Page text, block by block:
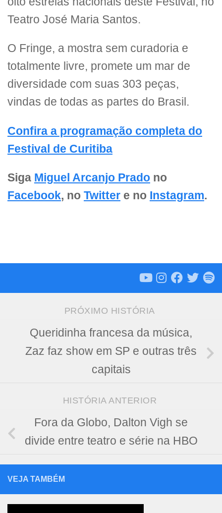
Teatro José Maria Santos.
O Fringe, a mostra sem curadoria e
totalmente livre, promete um mar de
diversidade com suas 303 peças,
vindas de todas as partes do Brasil.
Confira a programação completa do
Festival de Curitiba
Siga Miguel Arcanjo Prado no
Facebook, no Twitter e no Instagram.
PRÓXIMO HISTÓRIA
Queridinha francesa da música,
Zaz faz show em SP e outras três
capitais
HISTÓRIA ANTERIOR
Fora da Globo, Dalton Vigh se
divide entre teatro e série na HBO
VEJA TAMBÉM